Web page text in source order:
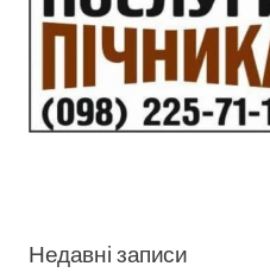
Недавні записи